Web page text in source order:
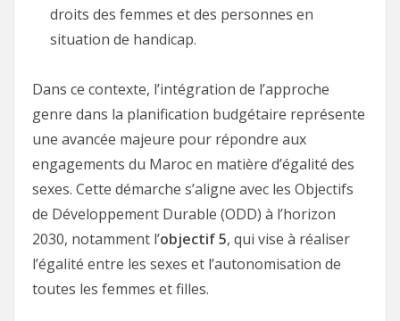
droits des femmes et des personnes en
situation de handicap.
Dans ce contexte, l’intégration de l’approche
genre dans la planification budgétaire représente
une avancée majeure pour répondre aux
engagements du Maroc en matière d’égalité des
sexes. Cette démarche s’aligne avec les Objectifs
de Développement Durable (ODD) à l’horizon
2030, notamment l’objectif 5, qui vise à réaliser
l’égalité entre les sexes et l’autonomisation de
toutes les femmes et filles.